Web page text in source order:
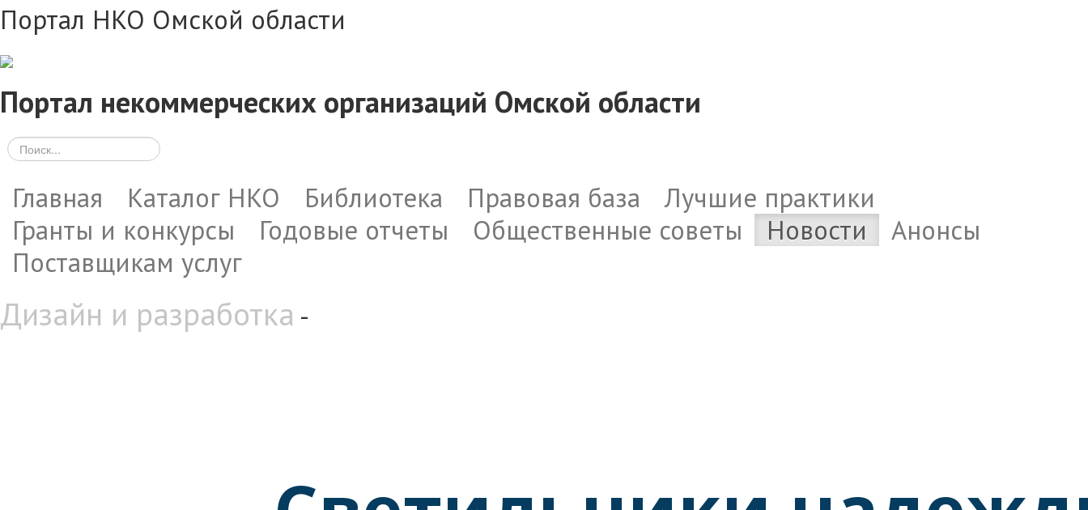
Портал НКО Омской области
Портал некоммерческих организаций Омской области
Главная Каталог НКО Библиотека Правовая база
Лучшие практики
Гранты и конкурсы
Годовые отчеты Общественные советы Новости
Анонсы
Поставщикам услуг
Дизайн и разработка -